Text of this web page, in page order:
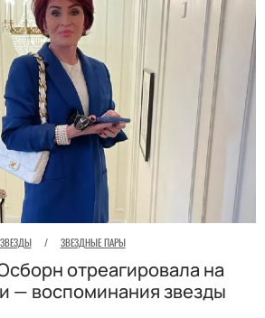
ЗВЕЗДЫ / ЗВЕЗДНЫЕ ПАРЫ
отреагировала на
— воспоминания звезды